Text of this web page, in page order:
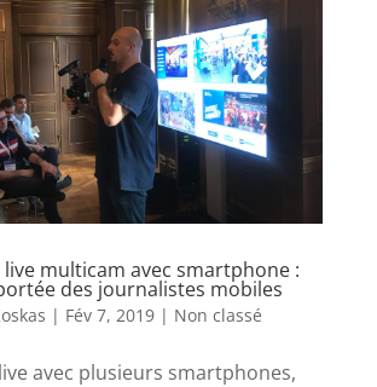
multicam avec smartphone :
des journalistes mobiles
| Fév 7, 2019| Non classé
avec plusieurs smartphones,